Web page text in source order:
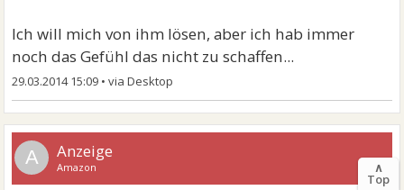
Ich will mich von ihm lösen, aber ich hab immer
noch das Gefühl das nicht zu schaffen...
29.03.2014 15:09 •
A ∧
Top